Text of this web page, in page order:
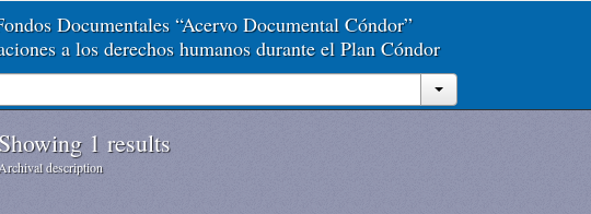
Documentales “Acervo Documental Cóndor”
a los derechos humanos durante el Plan Cóndor
Showing 1 results
Archival description